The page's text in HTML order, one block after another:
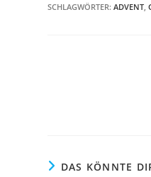
SCHLAGWÖRTER:ADVENT
DAS KÖNNTE